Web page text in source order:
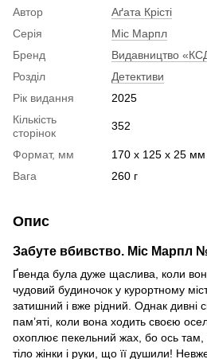
Автор
Аґата Крісті
Серія
Міс Марпл
Бренд
Видавництво
Розділ
Детективи
Рік видання
2025
Кількість
сторінок
352
Формат, мм
170 x 125 x 25 мм
Вага
260 г
Опис
Забуте вбивство. Міс Марпл
Ґвенда була дуже щаслива, коли
чудовий будиночок у курортному
затишний і вже рідний. Однак дивні
пам’яті, коли вона ходить своєю
охоплює пекельний жах, бо ось там,
тіло жінки і руки, що її душили!